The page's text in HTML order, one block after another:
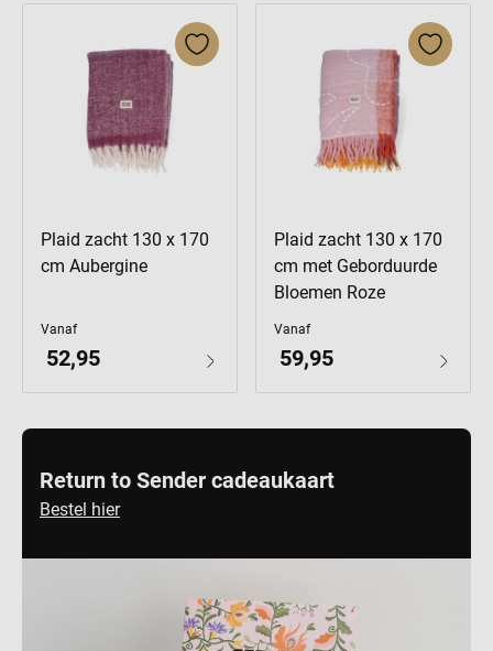
Plaid zacht 130 x 170
cm Aubergine
Vanaf
52,95
Plaid zacht 130 x 170
cm met Geborduurde
Bloemen Roze
Vanaf
59,95
Return to Sender cadeaukaart
Bestel hier